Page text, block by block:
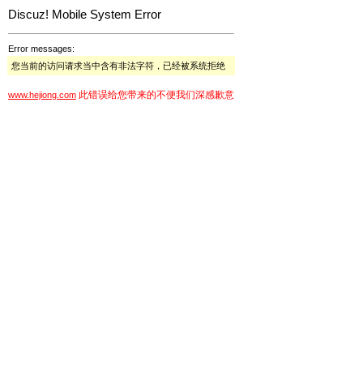
Discuz! Mobile System Error
Error messages:
您当前的访问请求当中含有非法字符，已经被系统拒绝
www.hejiong.com 此错误给您带来的不便我们深感歉意